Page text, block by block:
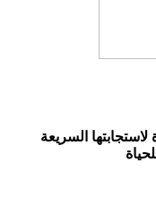
السريعة